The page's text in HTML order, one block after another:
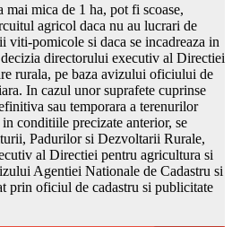
mica de 1 ha, pot fi scoase,
agricol daca nu au lucrari de
viti-pomicole si daca se incadreaza in
directorului executiv al Directiei
rurala, pe baza avizului oficiului de
In cazul unor suprafete cuprinse
sau temporara a terenurilor
conditiile precizate anterior, se
Padurilor si Dezvoltarii Rurale,
al Directiei pentru agricultura si
Agentiei Nationale de Cadastru si
prin oficiul de cadastru si publicitate